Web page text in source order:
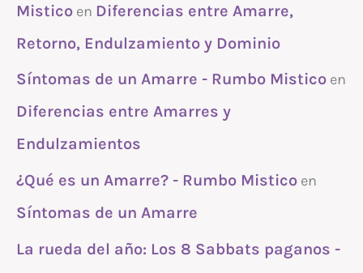
Mistico en Diferencias entre Amarre,
Retorno, Endulzamiento y Dominio
Síntomas de un Amarre - Rumbo Mistico en
Diferencias entre Amarres y
Endulzamientos
¿Qué es un Amarre? - Rumbo Mistico en
Síntomas de un Amarre
La rueda del año: Los 8 Sabbats paganos -